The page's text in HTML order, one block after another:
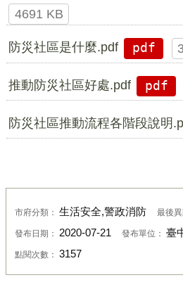
4691 KB
防災社區是什麼.pdf pdf
推動防災社區好處.pdf pdf
防災社區推動流程各階段說明
市府分類： 生活安全,警政消防 最後異
發布日期： 2020-07-21 發布單位： 臺
點閱次數： 3157